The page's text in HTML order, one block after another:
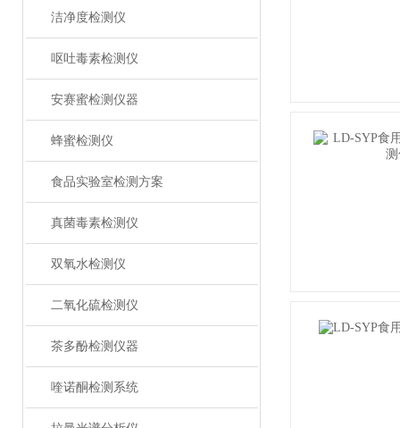
洁净度检测仪
呕吐毒素检测仪
安赛蜜检测仪器
蜂蜜检测仪
食品实验室检测方案
真菌毒素检测仪
双氧水检测仪
二氧化硫检测仪
茶多酚检测仪器
喹诺酮检测系统